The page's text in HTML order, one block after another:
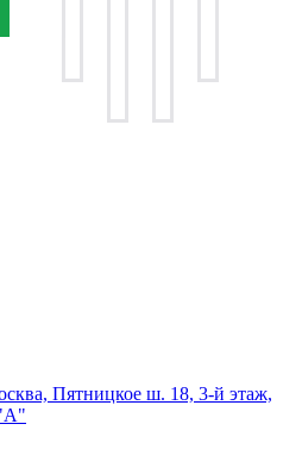
Пятницкое ш. 18, 3-й этаж,